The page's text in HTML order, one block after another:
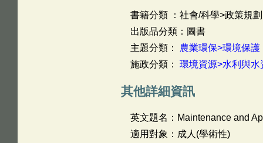
書籍分類 ：社會/科學>政策規劃
出版品分類：圖書
主題分類： 農業環保>環境保護
施政分類： 環境資源>水利與水
其他詳細資訊
英文題名： Maintenance and
適用對象：成人(學術性)